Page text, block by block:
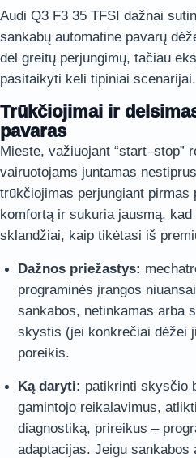
Audi Q3 F3 35 TFSI dažnai
sankabų automatine pavarų
dėl greitų perjungimų, tačiau
pasitaikyti keli tipiniai scenarijai.
Trūkčiojimai ir
pavaras
Mieste, važiuojant “start–stop”
vairuotojams juntamas
trūkčiojimas perjungiant pirmas
komfortą ir sukuria jausmą,
sklandžiai, kaip tikėtasi iš
Dažnos priežastys:
programinės įrangos
sankabos, netinkamas arba
skystis (jei konkrečiai dėžei
poreikis.
Ką daryti: patikrinti skysčio
gamintojo reikalavimus,
diagnostiką, prireikus –
adaptacijas. Jeigu sankabos